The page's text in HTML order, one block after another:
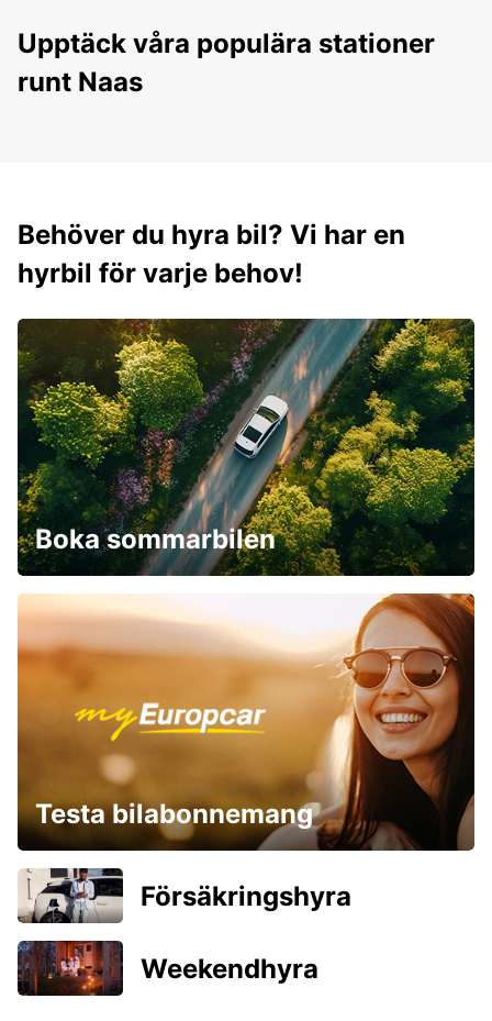
Upptäck våra populära stationer
runt Naas
Behöver du hyra bil? Vi har en
hyrbil för varje behov!
Boka sommarbilen
Testa bilabonnemang
Försäkringshyra
Weekendhyra